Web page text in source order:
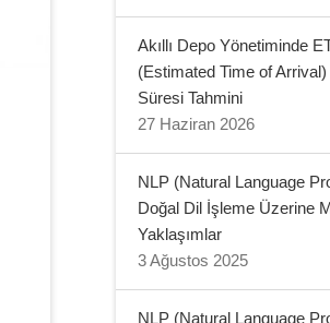
Akıllı Depo Yönetiminde
(Estimated Time of
Süresi Tahmini
27 Haziran 2026
NLP (Natural Language
Doğal Dil İşleme Üzerine
Yaklaşımlar
3 Ağustos 2025
NLP (Natural Language